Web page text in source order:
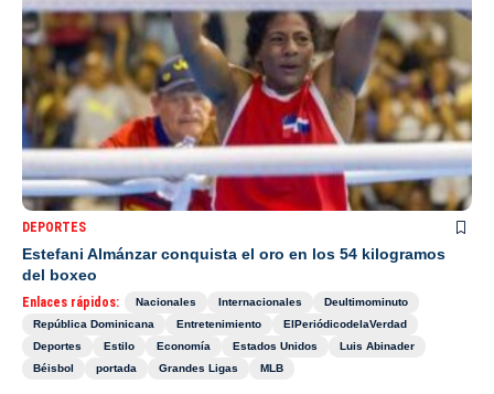
DEPORTES
Estefani Almánzar conquista el oro en los 54 kilogramos
del boxeo
Enlaces rápidos: Nacionales Internacionales
Deultimominuto
República Dominicana
Entretenimiento
ElPeriódicodelaVerdad
Deportes
Estilo Economía Estados Unidos
Luis Abinader
Béisbol
portada Grandes Ligas MLB